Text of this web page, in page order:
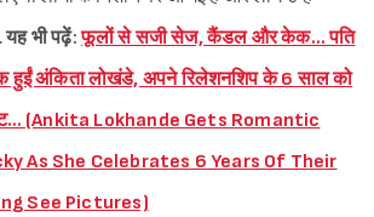
यह भी पढ़ें:फूलों से सजी सेज, कैंडल और केक… पति
हुईं अंकिता लोखंडे, अपने रिलेशनशिप के 6 साल को
(Ankita Lokhande Gets Romantic
As She Celebrates 6 Years Of Their
See Pictures)